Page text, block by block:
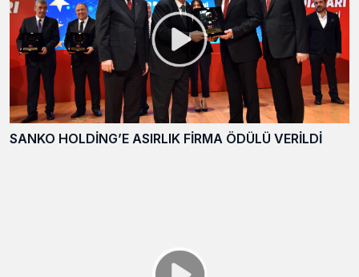
SANKO HOLDİNG’E ASIRLIK FİRMA ÖDÜLÜ VERİLDİ